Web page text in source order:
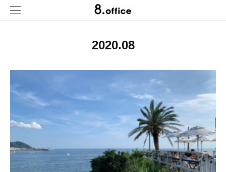
2020.08